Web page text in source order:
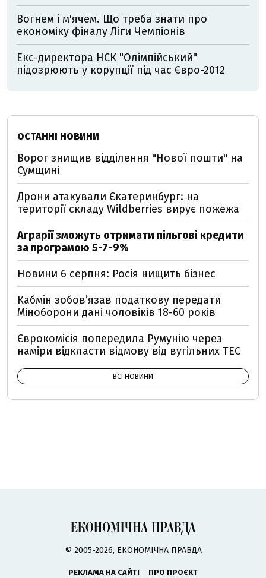
Вогнем і м'ячем. Що треба знати про
економіку фіналу Ліги Чемпіонів
Екс-директора НСК "Олімпійський"
підозрюють у корупції під час Євро-2012
ОСТАННІ НОВИНИ
Ворог знищив відділення "Нової пошти" на
Сумщині
Дрони атакували Єкатеринбург: на
території складу Wildberries вирує пожежа
Аграрії зможуть отримати пільгові кредити
за програмою 5-7-9%
Новини 6 серпня: Росія нищить бізнес
Кабмін зобовʼязав податкову передати
Міноборони дані чоловіків 18-60 років
Єврокомісія попередила Румунію через
наміри відкласти відмову від вугільних ТЕС
ВСІ НОВИНИ
© 2005-2026, ЕКОНОМІЧНА ПРАВДА
РЕКЛАМА НА САЙТІ
ПРО ПРОЄКТ